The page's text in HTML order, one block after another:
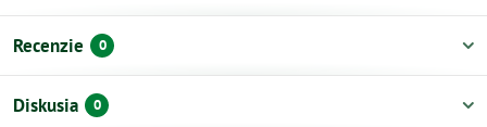
Recenzie 0
Diskusia 0